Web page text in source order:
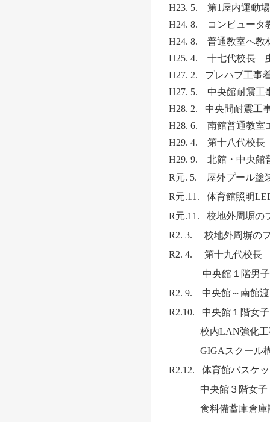
H23. 5. 第1屋内運動
H24. 8. コンピュータ
H24. 8. 普通教室へ教
H25. 4. 十七代校長
H27. 2. プレハブ工事
H27. 5. 中央館耐震工
H28. 2. 中央間耐震工
H28. 6. 南館普通教室
H29. 4. 第十八代校
H29. 9. 北館・中央館
R元. 5. 屋外プール塗
R元.11. 体育館照明
R元.11. 校地外周塀の
R2. 3. 校地外周塀の
R2. 4. 第十九代校
中央館１階男子
R2. 9. 中央館～南館
R2.10. 中央館１階女
校内LAN強化工
GIGAスクール構想
R2.12. 体育館バスケ
中央館３階女子ト
食料備蓄庫倉庫